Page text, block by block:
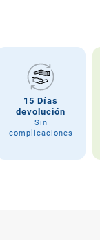
15 Días
devolución
Sin
complicaciones